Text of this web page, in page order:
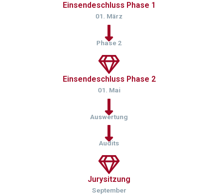
Einsendeschluss Phase 1
01. März
Phase 2
Einsendeschluss Phase 2
01. Mai
Auswertung
Audits
Jurysitzung
September